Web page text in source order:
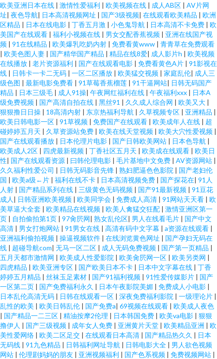
欧美亚洲日本在线 | 激情性爱福利 | 欧美视频在线 | 成人AB区 | AV片网
址| 夜色导航| 日本高清视频网址 | 国产3级视频| 在线观看欧美精品 | 欧洲
区精品 | 日本在线电影 | 丁香五月激 | 小色鬼导航 | 日本高清不卡免费 | 欧
美国产在线观看 | 福利小视频在线 | 男女交配香蕉视频 | 亚洲在线国产视
频 | 91在线精品 | 欧美爆乳吃奶内射 | 免费看黄www | 青青草在免费观看
| 欧美色图人妻 | 国产精华国产精品 | 精品在线8爱| 成人影片h | 欧美视频
在线播放 | 老片资源福利 | 国产在线观看电影 | 免费看黄色A片 | 91影视在
线 | 日韩卡一卡二无码 | 一区二区播放 | 欧美猛交视频 | 家庭乱伦| 成人三
级色图 | 最新电影免费看 | 91草莓香蕉榴莲 | 91干逼网站| 日韩无码国产
精品 | 日本三级毛 | 成人91操| 午夜网红福利在线 | 午夜福利xxx | 日本A
级免费视频 | 国产高清自拍在线 | 黑丝91 | 久久成人综合网 | 欧美又大 |
狠狠撸日日操 | 18高清内射 | 东京热福利导航 | 久草视频专区 | 亚洲精品 |
欧美日韩电影一区 | 91草视频 | 免费国产在线观看 | 欧美成年人在线 | 超
碰婷婷五月天 | 久草资源站免费 | 欧美在线天堂视频 | 欧美大穴性爱视频 |
国产在线观看播放 | 日本伦理片电影 | 国产日韩欧美网站 | 日本色导航 |
欧美成人2区 | 四虎最新视频 | 丁香社区五月天 | 欧美成在线观看 | 欧美日
性| 国产在线观看资源 | 曰韩伦理电影 | 毛片基地中文免费 | AV资源网站 |
久久福利性爱公司 | 日韩无码影音先锋 | 熟妇肥逼色色影院 | 国产老妇伦
国 | 欧美a级←片 | 福利在线不卡 | 日本高清视频免费 | 国产探花在| 91人
人射 | 国产精品系列在线 | 三级黄色无码视频 | 国产91最新视频 | 91豆花
成人 | 日韩亚洲欧美视频 | 欧美同学会 | 免费成人高清 | 91网站天天看 | 欧
美草逼大全套 | 欧美精品在线视频 | 欧美人禽猛交狂配 | 激情亚洲区第一
页 | 自拍偷拍第1页 | 97肏屄网| 熟女乱伦区| 男人在线看毛片 | 国产中文
高清 | 男女打炮网站 | 91男女在线 | 高清有码中文字幕 | a资源在线观看 |
亚洲福利偷拍视频 | 操逼视频软件 | 在线浏览黄色网址 | 国产孕妇无码在
线 | 超碰导航com| 无马一区二区 | 成人无码免费视频 | 国产第一页精品 |
五月天都市激情网 | 欧美成人性爱影院 | 欧美肏屄网一区 | 欧美另类网 |
四虎精品 | 欧美亚洲专区 | 国产欧美日本不卡 | 日本中文字幕在线 | 丁香
婷婷五月精品 | 丝袜玉足素材 | 国产91福利视频 | 91性爱传媒影片 | 国产
一区第二页 | 国产免费福利永久 | 日本午夜影院美媚 | 免费成人小电影 |
日本乱伦高清无码 | 日韩在线观看一区 | 深夜免费福利影院 | 一级理论片 |
乱性的欧美 | 欧美日韩乱伦 | 国产免费a| 69视频在线观看 | 欧美成人夜色
| 国产精品一二三区 | 精油按摩2伦理 | 日本韩国免费 | 欧美va电影 | 狠狠
撸伊人 | 国产三级视频 | 成年女人免费 | 亚洲黄片天堂 | 欧美精品亚洲 | 欧
美性爱网络 | 欧美二区足交 | 在线观看日本高清 | 国产精品热久久 | 日本
无码线 | 91九色精品 | 日韩福利网址导航 | 日韩电影大全 | 男人欲色视频
网站 | 伦理剧妈妈的朋友 | 亚洲视频福利 | 国产色系视频 | 免费视频网站 |